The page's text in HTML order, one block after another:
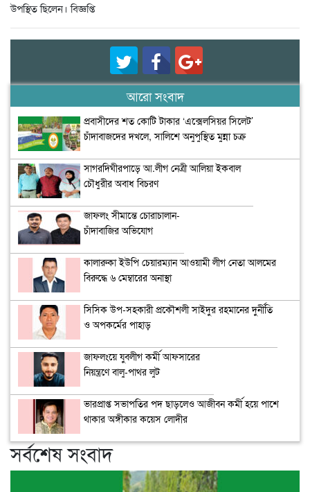
উপস্থিত ছিলেন। বিজ্ঞপ্তি
আরো সংবাদ
প্রবাসীদের শত কোটি টাকার ‘এক্সেলসিয়র সিলেট’
চাঁদাবাজদের দখলে, সালিশে অনুপুস্থিত মুন্না চক্র
সাগরদিঘীরপাড়ে আ.লীগ নেত্রী আলিয়া ইকবাল
চৌধুরীর অবাধ বিচরণ
জাফলং সীমান্তে চোরাচালান-
চাঁদাবাজির অভিযোগ
কালারুকা ইউপি চেয়ারম্যান আওয়ামী লীগ নেতা আলমের
বিরুদ্ধে ৬ মেম্বারের অনাস্থা
সিসিক উপ-সহকারী প্রকৌশলী সাইদুর রহমানের দুর্নীতি
ও অপকর্মের পাহাড়
জাফলংয়ে যুবলীগ কর্মী আফসারের
নিয়ন্ত্রণে বালু-পাথর লুট
ভারপ্রাপ্ত সভাপতির পদ ছাড়লেও আজীবন কর্মী হয়ে পাশে
থাকার অঙ্গীকার কয়েস লোদীর
সর্বশেষ সংবাদ